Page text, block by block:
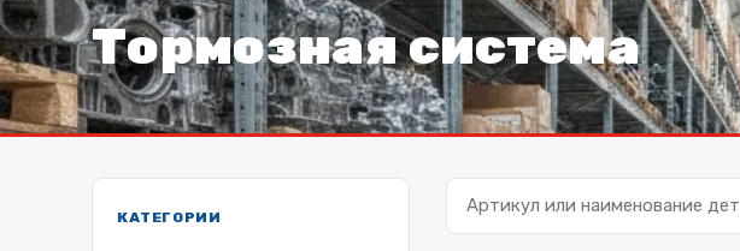
Тормозная система
КАТЕГОРИИ